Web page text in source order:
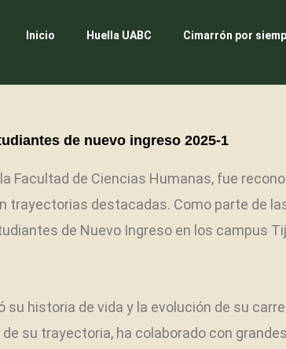
Inicio Huella UABC Cimarrón por
de nuevo ingreso 2025-1
Facultad de Ciencias Humanas, fue
trayectorias destacadas. Como parte de
de Nuevo Ingreso en los campus
su historia de vida y la evolución de su
su trayectoria, ha colaborado con